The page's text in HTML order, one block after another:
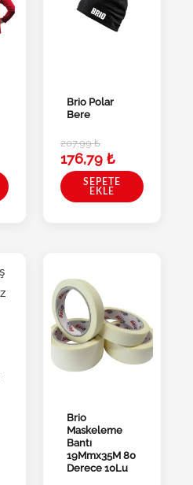
Brio Polar
Bere
207,99₺
176,79 ₺
SEPETE
EKLE
Brio
Maskeleme
Bantı
19Mmx35M 80
Derece 10Lu